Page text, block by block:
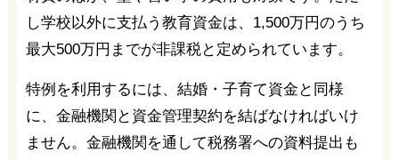
し学校以外に支払う教育資金は、1,500万円のうち
最大500万円までが非課税と定められています。
特例を利用するには、結婚・子育て資金と同様
に、金融機関と資金管理契約を結ばなければいけ
ません。金融機関を通して税務署への資料提出も